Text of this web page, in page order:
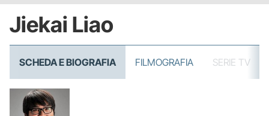
Jiekai Liao
SCHEDA E BIOGRAFIA FILMOGRAFIA SERIE TV